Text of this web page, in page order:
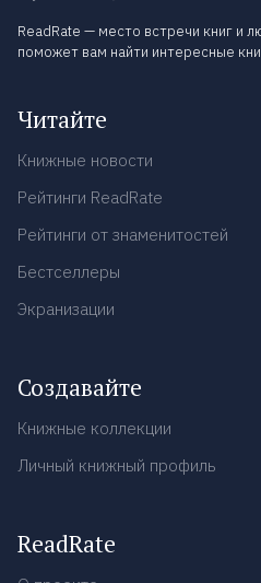
ReadRate — место встречи книг и
поможет вам найти интересные
Читайте
Книжные новости
Рейтинги ReadRate
Рейтинги от знаменитостей
Бестселлеры
Экранизации
Создавайте
Книжные коллекции
Личный книжный профиль
ReadRate